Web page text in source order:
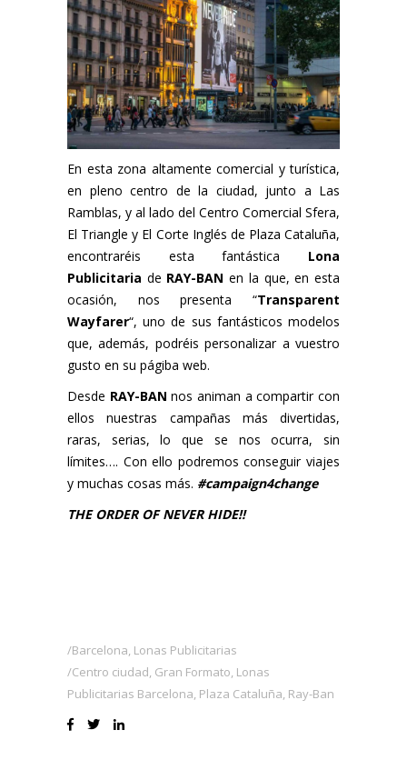
En esta zona altamente comercial y turística,
en pleno centro de la ciudad, junto a Las
Ramblas, y al lado del Centro Comercial Sfera,
El Triangle y El Corte Inglés de Plaza Cataluña,
encontraréis esta fantástica Lona
Publicitaria de RAY-BAN en la que, en esta
ocasión, nos presenta “Transparent
Wayfarer“, uno de sus fantásticos modelos
que, además, podréis personalizar a vuestro
gusto en su págiba web.
Desde RAY-BAN nos animan a compartir con
ellos nuestras campañas más divertidas,
raras, serias, lo que se nos ocurra, sin
límites…. Con ello podremos conseguir viajes
y muchas cosas más. #campaign4change
THE ORDER OF NEVER HIDE!!
Barcelona Lonas Publicitarias
Centro ciudad Gran Formato Lonas
Publicitarias Barcelona Plaza Cataluña Ray-Ban